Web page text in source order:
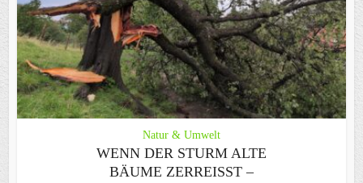
Natur & Umwelt
WENN DER STURM ALTE
BÄUME ZERREISST – G